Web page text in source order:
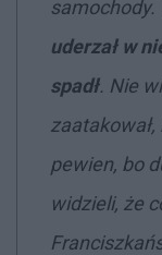
samochody.
uderzał w
spadł. Nie
pewien, bo
widzieli, że